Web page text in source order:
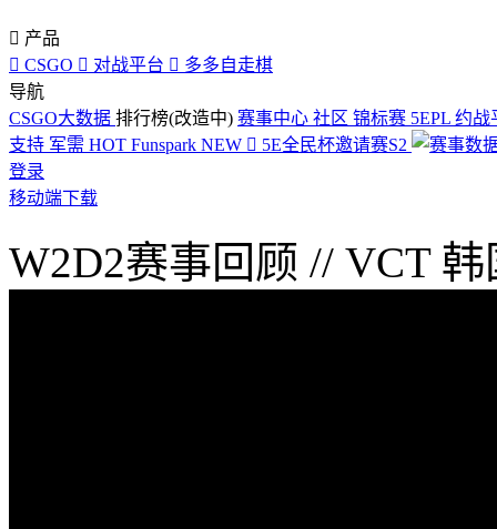
 产品
 CSGO  对战平台  多多自走棋
导航
CSGO大数据 排行榜(改造中) 赛事中心 社区 锦标赛 5EPL 约战
支持 军需 HOT Funspark NEW  5E全民杯邀请赛S2
登录
移动端下载
W2D2赛事回顾 // VCT